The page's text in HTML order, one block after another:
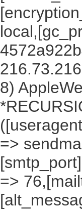
8)
=>
=>